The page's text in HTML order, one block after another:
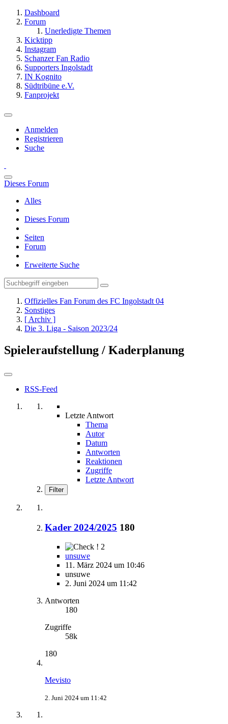
Dashboard
Forum
Unerledigte Themen
Kicktipp
Instagram
Schanzer Fan Radio
Supporters Ingolstadt
IN Kognito
Südtribüne e.V.
Fanprojekt
Anmelden
Registrieren
Suche
Dieses Forum
Alles
Dieses Forum
Seiten
Forum
Erweiterte Suche
Offizielles Fan Forum des FC Ingolstadt 04
Sonstiges
[ Archiv ]
Die 3. Liga - Saison 2023/24
Spieleraufstellung / Kaderplanung
RSS-Feed
Letzte Antwort
Thema
Autor
Datum
Antworten
Reaktionen
Zugriffe
Letzte Antwort
Filter
Kader 2024/2025 180
2
unsuwe
11. März 2024 um 10:46
unsuwe
2. Juni 2024 um 11:42
Antworten
180
Zugriffe
58k
180
Mevisto
2. Juni 2024 um 11:42